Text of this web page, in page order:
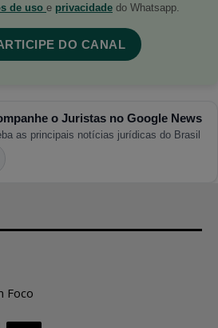
de uso e privacidade do Whatsapp.
DO CANAL
o Juristas no Google News
as principais notícias jurídicas do Brasil
Foco